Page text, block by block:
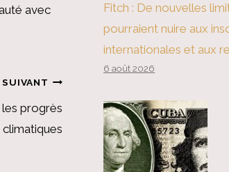
avec
SUIVANT
progrès
climatiques
Fitch : De nouvelles
pourraient nuire aux
internationales et aux
6 août 2026